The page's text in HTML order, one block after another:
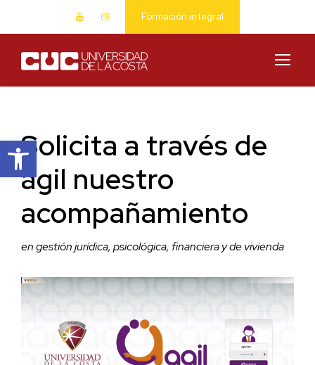
Abrir barra de herramientas
Formación integral
Solicita a través de
ágil nuestro
acompañamiento
en gestión jurídica, psicológica, financiera y de vivienda